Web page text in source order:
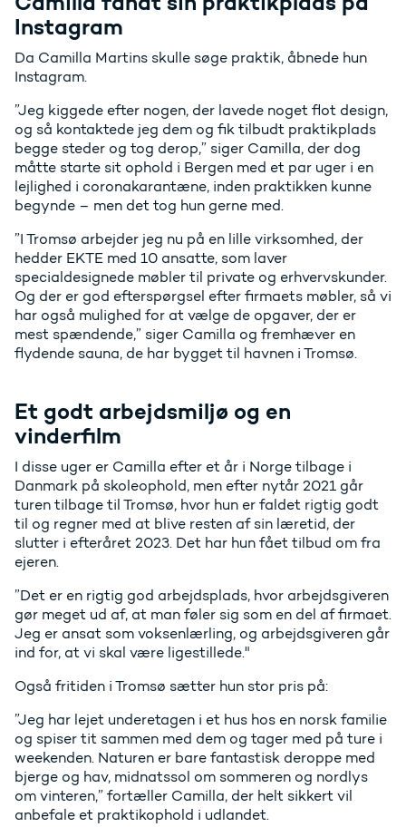
Instagram
Da Camilla Martins skulle søge praktik, åbnede hun
Instagram.
”Jeg kiggede efter nogen, der lavede noget flot design,
og så kontaktede jeg dem og fik tilbudt praktikplads
begge steder og tog derop,” siger Camilla, der dog
måtte starte sit ophold i Bergen med et par uger i en
lejlighed i coronakarantæne, inden praktikken kunne
begynde – men det tog hun gerne med.
”I Tromsø arbejder jeg nu på en lille virksomhed, der
hedder EKTE med 10 ansatte, som laver
specialdesignede møbler til private og erhvervskunder.
Og der er god efterspørgsel efter firmaets møbler, så vi
har også mulighed for at vælge de opgaver, der er
mest spændende,” siger Camilla og fremhæver en
flydende sauna, de har bygget til havnen i Tromsø.
Et godt arbejdsmiljø og en
vinderfilm
I disse uger er Camilla efter et år i Norge tilbage i
Danmark på skoleophold, men efter nytår 2021 går
turen tilbage til Tromsø, hvor hun er faldet rigtig godt
til og regner med at blive resten af sin læretid, der
slutter i efteråret 2023. Det har hun fået tilbud om fra
ejeren.
”Det er en rigtig god arbejdsplads, hvor arbejdsgiveren
gør meget ud af, at man føler sig som en del af firmaet.
Jeg er ansat som voksenlærling, og arbejdsgiveren går
ind for, at vi skal være ligestillede."
Også fritiden i Tromsø sætter hun stor pris på:
”Jeg har lejet underetagen i et hus hos en norsk familie
og spiser tit sammen med dem og tager med på ture i
weekenden. Naturen er bare fantastisk deroppe med
bjerge og hav, midnatssol om sommeren og nordlys
om vinteren,” fortæller Camilla, der helt sikkert vil
anbefale et praktikophold i udlandet.